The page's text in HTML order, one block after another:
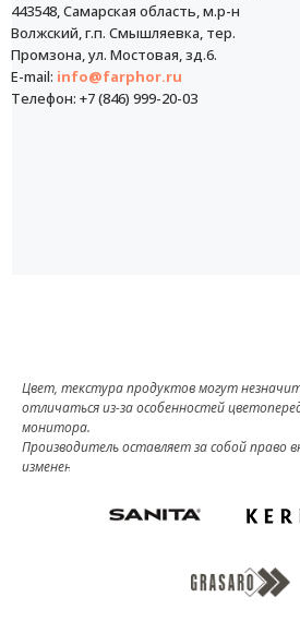
443548, Самарская область, м.р-н
Волжский, г.п. Смышляевка, тер.
Промзона, ул. Мостовая, зд.6.
E-mail: info@farphor.ru
Телефон: +7 (846) 999-20-03
Цвет, текстура продуктов могут
отличаться из-за особенностей
монитора.
Производитель оставляет за собой право
изменения в комплект поставки.